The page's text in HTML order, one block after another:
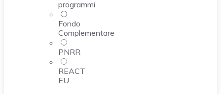
programmi
Fondo
Complementare
PNRR
REACT
EU